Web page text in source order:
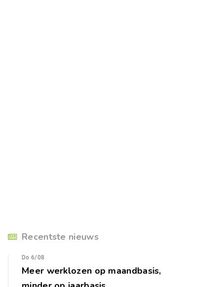
Recentste nieuws
Do 6/08
Meer werklozen op maandbasis,